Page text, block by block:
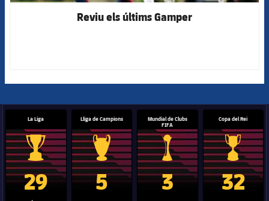
Reviu els últims Gamper
La Liga
Trofeu de la Liga
29
Lliga de Campions
Trofeu de la Lliga de Campions
5
Mundial de Clubs
FIFA
Trofeu del Mundial de Clubs
3
Copa del Rei
Copa del
32